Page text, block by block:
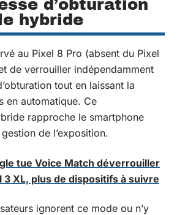
d’obturation
hybride
au Pixel 8 Pro (absent du Pixel
de verrouiller indépendamment
tout en laissant la
en automatique. Ce
rapproche le smartphone
de l’exposition.
tue Voice Match déverrouiller
3 XL, plus de dispositifs à suivre
ignorent ce mode ou n’y